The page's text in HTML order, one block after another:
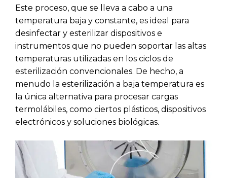
Este proceso, que se lleva a cabo a una
temperatura baja y constante, es ideal para
desinfectar y esterilizar dispositivos e
instrumentos que no pueden soportar las altas
temperaturas utilizadas en los ciclos de
esterilización convencionales. De hecho, a
menudo la esterilización a baja temperatura es
la única alternativa para procesar cargas
termolábiles, como ciertos plásticos, dispositivos
electrónicos y soluciones biológicas.